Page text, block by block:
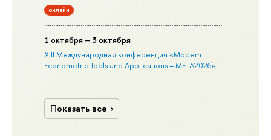
онлайн
1 октября – 3 октября
XIII Международная конференция «Modern
Econometric Tools and Applications – META2026»
Показать все